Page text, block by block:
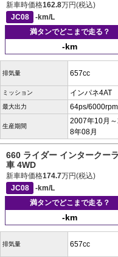
新車時価格162.8万円(税込)
JC08
-km/L
満タンでどこまで走る？
-km
排気量 657cc
ミッション インパネ4AT
最大出力 64ps/6000rpm
生産期間
2007年10月
8年08月
660 ライダー インタークー
車 4WD
新車時価格174.7万円(税込)
JC08
-km/L
満タンでどこまで走る？
-km
排気量 657cc